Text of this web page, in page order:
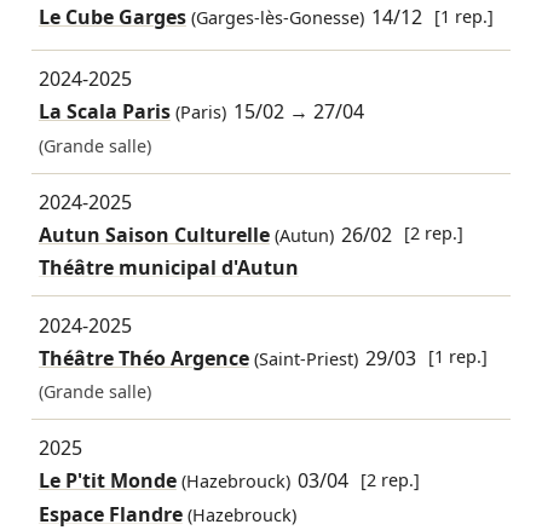
Le Cube Garges(Garges-lès-Gonesse) 14/12 [1 rep.]
2024-2025
La Scala Paris(Paris) 15/02 →27/04
(Grande salle)
2024-2025
Autun Saison Culturelle(Autun) 26/02 [2 rep.]
Théâtre municipal d'Autun
2024-2025
Théâtre Théo Argence(Saint-Priest) 29/03 [1 rep.]
(Grande salle)
2025
Le P'tit Monde(Hazebrouck) 03/04 [2 rep.]
Espace Flandre (Hazebrouck)